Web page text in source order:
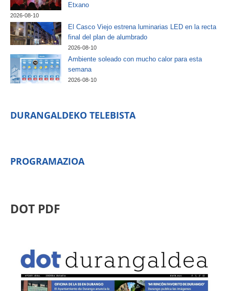
Etxano
2026-08-10
El Casco Viejo estrena luminarias LED en la recta
final del plan de alumbrado
2026-08-10
Ambiente soleado con mucho calor para esta
semana
2026-08-10
DURANGALDEKO TELEBISTA
PROGRAMAZIOA
DOT PDF